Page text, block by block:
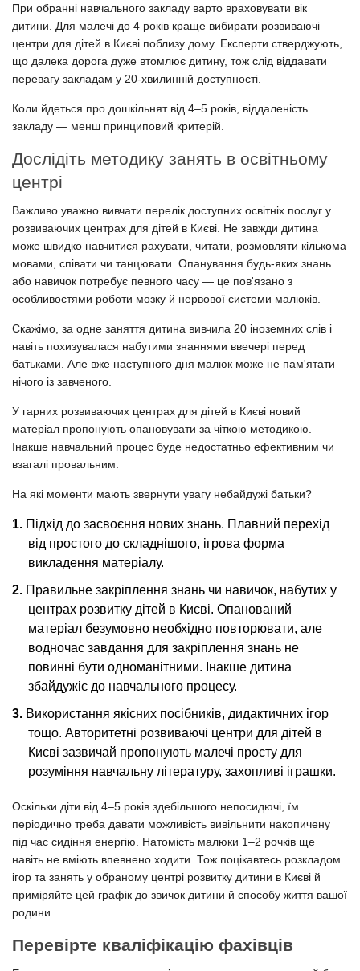
При обранні навчального закладу варто враховувати вік
дитини. Для малечі до 4 років краще вибирати розвиваючі
центри для дітей в Києві поблизу дому. Експерти стверджують,
що далека дорога дуже втомлює дитину, тож слід віддавати
перевагу закладам у 20-хвилинній доступності.
Коли йдеться про дошкільнят від 4–5 років, віддаленість
закладу — менш принциповий критерій.
Дослідіть методику занять в освітньому
центрі
Важливо уважно вивчати перелік доступних освітніх послуг у
розвиваючих центрах для дітей в Києві. Не завжди дитина
може швидко навчитися рахувати, читати, розмовляти кількома
мовами, співати чи танцювати. Опанування будь-яких знань
або навичок потребує певного часу — це пов'язано з
особливостями роботи мозку й нервової системи малюків.
Скажімо, за одне заняття дитина вивчила 20 іноземних слів і
навіть похизувалася набутими знаннями ввечері перед
батьками. Але вже наступного дня малюк може не пам'ятати
нічого із завченого.
У гарних розвиваючих центрах для дітей в Києві новий
матеріал пропонують опановувати за чіткою методикою.
Інакше навчальний процес буде недостатньо ефективним чи
взагалі провальним.
На які моменти мають звернути увагу небайдужі батьки?
Підхід до засвоєння нових знань. Плавний перехід
від простого до складнішого, ігрова форма
викладення матеріалу.
Правильне закріплення знань чи навичок, набутих у
центрах розвитку дітей в Києві. Опанований
матеріал безумовно необхідно повторювати, але
водночас завдання для закріплення знань не
повинні бути одноманітними. Інакше дитина
збайдужіє до навчального процесу.
Використання якісних посібників, дидактичних ігор
тощо. Авторитетні розвиваючі центри для дітей в
Києві зазвичай пропонують малечі просту для
розуміння навчальну літературу, захопливі іграшки.
Оскільки діти від 4–5 років здебільшого непосидючі, їм
періодично треба давати можливість вивільнити накопичену
під час сидіння енергію. Натомість малюки 1–2 рочків ще
навіть не вміють впевнено ходити. Тож поцікавтесь розкладом
ігор та занять у обраному центрі розвитку дитини в Києві й
приміряйте цей графік до звичок дитини й способу життя вашої
родини.
Перевірте кваліфікацію фахівців